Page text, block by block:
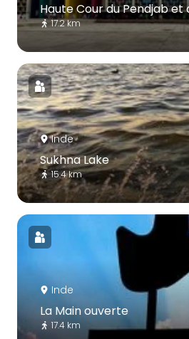
Haute Cour du Pendjab et
17.2 km
Inde
Sukhna Lake
15.4 km
Inde
La Main ouverte
17.4 km